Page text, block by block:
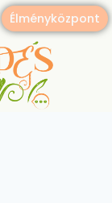
Élményközpont